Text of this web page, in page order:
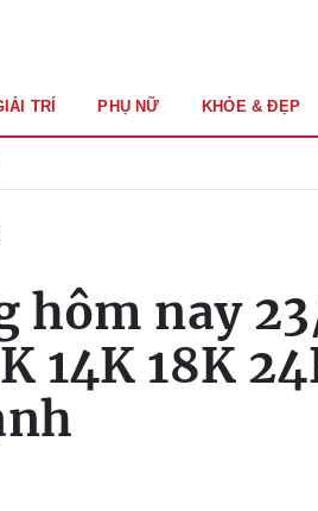
TRÍ PHỤ NỮ KHỎE & ĐẸP
hôm nay
14K 18K